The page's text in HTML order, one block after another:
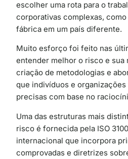
escolher uma rota para o
corporativas complexas,
fábrica em um país diferente.
Muito esforço foi feito nas
entender melhor o risco e sua
criação de metodologias e
que indivíduos e
precisas com base no
Uma das estruturas mais
risco é fornecida pela ISO
internacional que incorpora
comprovadas e diretrizes